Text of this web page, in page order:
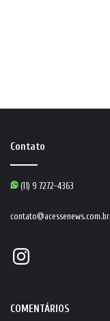
Contato
(11) 9 7272-4363
contato@acessenews.com.br
Instagram
COMENTÁRIOS